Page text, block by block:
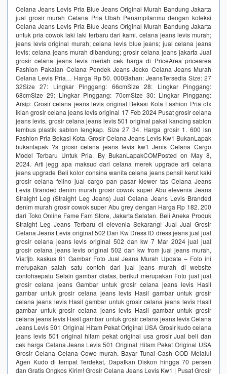
Celana Jeans Levis Pria Blue Jeans Original Murah Bandung Jakarta
jual grosir murah Celana Pria Ubah Penampilanmu dengan koleksi
Celana Jeans Levis Pria Blue Jeans Original Murah Bandung Jakarta
untuk pria cowok laki laki terbaru dari kami. celana jeans levis murah;
jeans levis original murah; celana levis blue jeans; jual celana jeans
levis; celana jeans murah dibandung; grosir celana jeans jakarta Jual
grosir celana jeans levis meriah cek harga di PriceArea pricearea
Fashion Pakaian Celana Pendek Jeans Jecko Celana Jeans Murah
Celana Levis Pria… Harga Rp 50. 000Bahan: JeansTersedia Size: 27
32Size 27: Lingkar Pinggang: 66cmSize 28: Lingkar Pinggang:
68cmSize 29: Lingkar Pinggang: 70cmSize 30: Lingkar Pinggang:
Arsip: Grosir celana jeans levis original Bekasi Kota Fashion Pria olx
iklan grosir celana jeans levis original 17 Feb 2024 Pusat grosir celana
jeans levis, grosir celana jeans levis 501 original pakai kancing sablon
tembus plastik sablon lengkap. Size 27 34. Harga grosir 1. 600 lsn
Fashion Pria Bekasi Kota. Grosir Celana Jeans Levis Kw1 BukanLapak
bukanlapak ?s grosir celana jeans levis kw1 Jenis Celana Cargo
Model Terbaru Untuk Pria. By BukanLapakCOMPosted on May 8,
2024. Arti jegg apa maksud dari celana merek upgrade arti celana
jeans upgrade Beli kolor consina wanita celana jeans pensil kerut kaki
grosir celana felino jual cargo pan pasar klewer tas Celana Jeans
Levis Branded denim murah grosir cowok super Abu elevenia Jeans
Straight Leg (Straight Leg Jeans) Jual Celana Jeans Levis Branded
denim murah grosir cowok super Abu grey dengan Harga Rp 182. 200
dari Toko Online Fame Fam Store, Jakarta Selatan. Beli Aneka Produk
Straight Leg Jeans Terbaru di elevenia Sekarang! Jual Jual Grosir
Celana Jeans Levis original 502 Dan Kw Dress ID dress jeans jual jual
grosir celana jeans levis original 502 dan kw 7 Mar 2024 jual jual
grosir celana jeans levis original 502 dan kw from jual jeans murah,
Via:fjb. kaskus 81 Gambar Foto Jual Jeans Murah Update – Foto ini
merupakan salah satu contoh dari jual jeans murah di website
contohsepatu Selain gambar diatas, berikut merupakan Foto jual jual
grosir celana jeans Gambar untuk grosir celana jeans levis Hasil
gambar untuk grosir celana jeans levis Hasil gambar untuk grosir
celana jeans levis Hasil gambar untuk grosir celana jeans levis Hasil
gambar untuk grosir celana jeans levis Hasil gambar untuk grosir
celana jeans levis Hasil gambar untuk grosir celana jeans levis Celana
Jeans Levis 501 Original Hitam Pekat Original USA Grosir kudo celana
jeans levis 501 original hitam pekat original usa grosir Jual beli dan
cek harga Celana Jeans Levis 501 Original Hitam Pekat Original USA
Grosir Celana Celana Cowo murah. Bayar Tunai Cash COD Melalui
Agen Kudo di tempat Terdekat, Dapatkan Diskon hingga 70 persen
dan Gratis Ongkos Kirim! Grosir Celana Jeans Levis Kw1 | Pusat Grosir